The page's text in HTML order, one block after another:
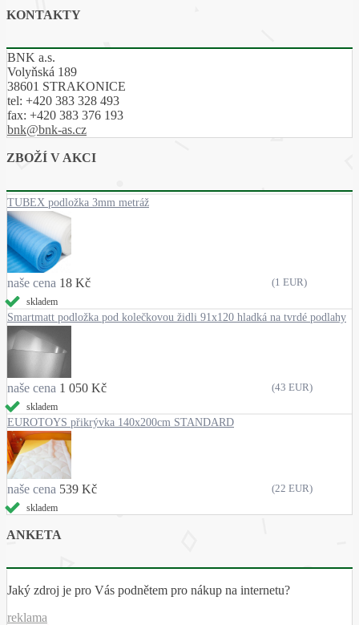
KONTAKTY
BNK a.s.
Volyňská 189
38601 STRAKONICE
tel: +420 383 328 493
fax: +420 383 376 193
bnk@bnk-as.cz
ZBOŽÍ V AKCI
TUBEX podložka 3mm metráž
naše cena 18 Kč (1 EUR)
skladem
Smartmatt podložka pod kolečkovou židli 91x120 hladká na tvrdé podlahy
naše cena 1 050 Kč (43 EUR)
skladem
EUROTOYS přikrývka 140x200cm STANDARD
naše cena 539 Kč (22 EUR)
skladem
ANKETA
Jaký zdroj je pro Vás podnětem pro nákup na internetu?
reklama